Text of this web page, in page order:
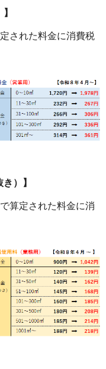
された料金に消費税
）】
算定された料金に消